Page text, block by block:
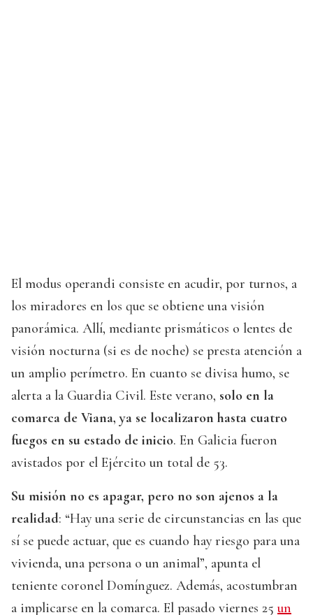
El modus operandi consiste en acudir, por turnos, a
los miradores en los que se obtiene una visión
panorámica. Allí, mediante prismáticos o lentes de
visión nocturna (si es de noche) se presta atención a
un amplio perímetro. En cuanto se divisa humo, se
alerta a la Guardia Civil. Este verano, solo en la
comarca de Viana, ya se localizaron hasta cuatro
fuegos en su estado de inicio. En Galicia fueron
avistados por el Ejército un total de 53.
Su misión no es apagar, pero no son ajenos a la
realidad: “Hay una serie de circunstancias en las que
sí se puede actuar, que es cuando hay riesgo para una
vivienda, una persona o un animal”, apunta el
teniente coronel Domínguez. Además, acostumbran
a implicarse en la comarca. El pasado viernes 25 un